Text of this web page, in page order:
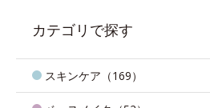
カテゴリで探す
スキンケア（169）